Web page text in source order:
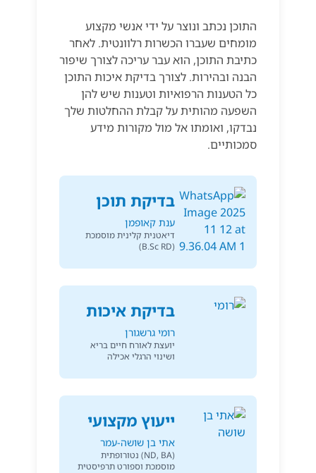
התוכן נכתב ונוצר על ידי אנשי מקצוע
מומחים שעברו הכשרות רלוונטית. לאחר
כתיבת התוכן, הוא עבר עריכה לצורך שיפור
הבנה ובהירות. לצורך בדיקת איכות התוכן
כל הטענות הרפואיות וטענות שיש להן
השפעה מהותית על קבלת ההחלטות שלך
נבדקו, ואומתו אל מול מקורות מידע
סמכותיים.
בדיקת תוכן
ענת קאופמן
דיאטנית קלינית מוסמכת
(B.Sc RD)
בדיקת איכות
רומי גרשגורן
יועצת לאורח חיים בריא
ושינוי הרגלי אכילה
ייעוץ מקצועי
אתי בן שושה-עמר
(ND, BA) נטורופתית
מוסמכת וספורט תרפיסטית